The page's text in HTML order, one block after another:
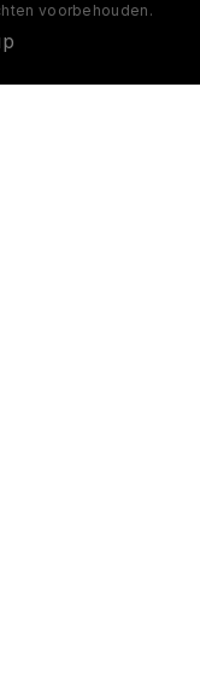
voorbehouden.